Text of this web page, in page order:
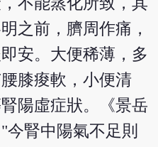
之前，臍周作痛，
安。大便稀薄，多
膝痠軟，小便清
陽虛症狀。《景岳
腎中陽氣不足則